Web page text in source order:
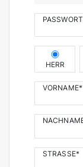
HERR
VORNAME*
STRASSE*